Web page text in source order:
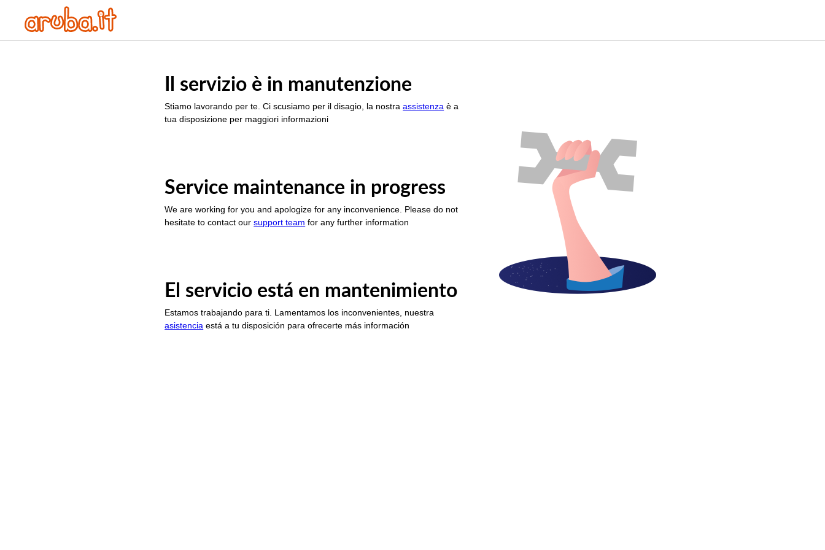
Il servizio è in manutenzione
Stiamo lavorando per te. Ci scusiamo per il disagio, la nostraassistenza è a
tua disposizione per maggiori informazioni
Service maintenance in progress
We are working for you and apologize for any inconvenience. Please do not
hesitate to contact oursupport team for any further information
El servicio está en mantenimiento
Estamos trabajando para ti. Lamentamos los inconvenientes, nuestra
asistencia está a tu disposición para ofrecerte más información